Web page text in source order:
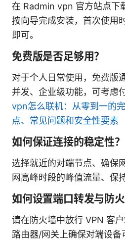
在 Radmin vpn 官方站点下
按向导完成安装，首次使用
即可。
免费版是否足够用？
对于个人日常使用，免费版
并发、企业级功能，可考虑
vpn怎么联机：从零到一的
点、常见问题和安全性要素
如何保证连接的稳定性？
选择就近的对端节点、确保
网高峰时段的峰值流量、保
如何设置端口转发与防火
请在防火墙中放行 VPN 客
路由器/网关上确保对端设备